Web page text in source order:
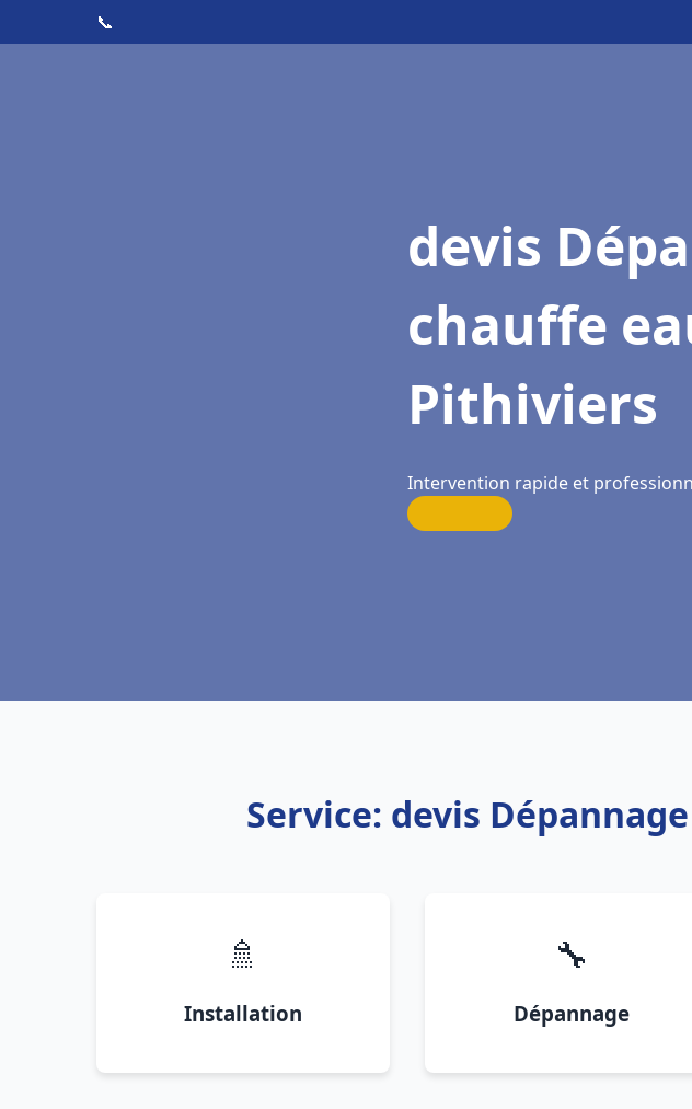
📞
devis
chauffe
Pithiviers
Intervention rapide et
Service: devis
🚿
Installation
🔧
Dépannage